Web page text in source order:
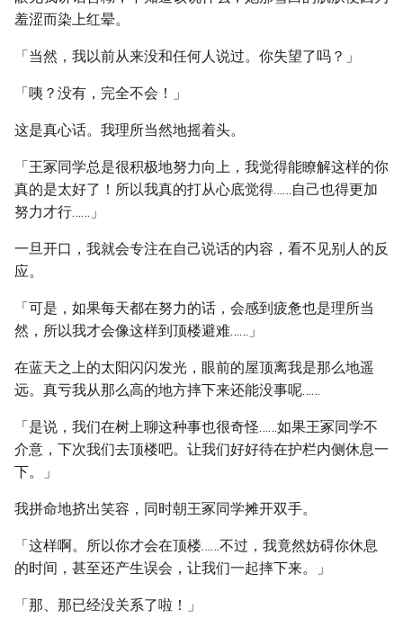
羞涩而染上红晕。
「当然，我以前从来没和任何人说过。你失望了吗？」
「咦？没有，完全不会！」
这是真心话。我理所当然地摇着头。
「王冢同学总是很积极地努力向上，我觉得能瞭解这样的你
真的是太好了！所以我真的打从心底觉得……自己也得更加
努力才行……」
一旦开口，我就会专注在自己说话的内容，看不见别人的反
应。
「可是，如果每天都在努力的话，会感到疲惫也是理所当
然，所以我才会像这样到顶楼避难……」
在蓝天之上的太阳闪闪发光，眼前的屋顶离我是那么地遥
远。真亏我从那么高的地方摔下来还能没事呢……
「是说，我们在树上聊这种事也很奇怪……如果王冢同学不
介意，下次我们去顶楼吧。让我们好好待在护栏内侧休息一
下。」
我拼命地挤出笑容，同时朝王冢同学摊开双手。
「这样啊。所以你才会在顶楼……不过，我竟然妨碍你休息
的时间，甚至还产生误会，让我们一起摔下来。」
「那、那已经没关系了啦！」